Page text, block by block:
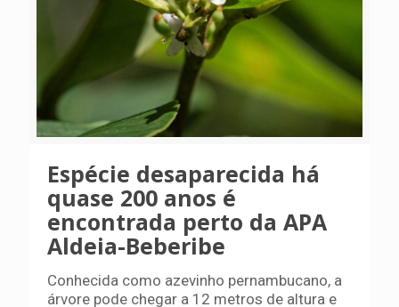
Espécie desaparecida há
quase 200 anos é
encontrada perto da APA
Aldeia-Beberibe
Conhecida como azevinho pernambucano, a
árvore pode chegar a 12 metros de altura e